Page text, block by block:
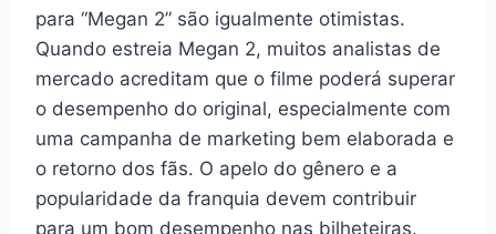
para “Megan 2” são igualmente otimistas.
Quando estreia Megan 2, muitos analistas de
mercado acreditam que o filme poderá superar
o desempenho do original, especialmente com
uma campanha de marketing bem elaborada e
o retorno dos fãs. O apelo do gênero e a
popularidade da franquia devem contribuir
para um bom desempenho nas bilheteiras.